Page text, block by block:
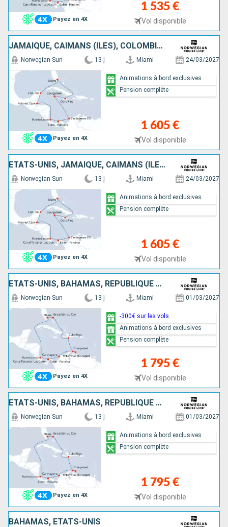
Payez en 4X
1 535 €
Vol disponible
JAMAÏQUE, CAÏMANS (ÎLES), COLOMBIE, PANAMA, COSTA RICA, BELIZE, MEXIQUE, ÉTATS-UNIS
Payez en 4X
Norwegian Sun 13 j Miami 24/03/2027
1 605 €
Vol disponible
Animations à bord exclusives
Pension complète
ÉTATS-UNIS, JAMAÏQUE, CAÏMANS (ÎLES), COLOMBIE, PANAMA, COSTA RICA, BELIZE, MEXIQUE
Payez en 4X
Norwegian Sun 13 j Miami 24/03/2027
1 605 €
Vol disponible
Animations à bord exclusives
Pension complète
ÉTATS-UNIS, BAHAMAS, RÉPUBLIQUE DOMINICAINE, ARUBA, COLOMBIE, PANAMA, COSTA RICA
Payez en 4X
Norwegian Sun 13 j Miami 01/03/2027
1 795 €
Vol disponible
-300€ sur les vols
Animations à bord exclusives
Pension complète
ÉTATS-UNIS, BAHAMAS, RÉPUBLIQUE DOMINICAINE, ARUBA, COLOMBIE, PANAMA, COSTA RICA
Payez en 4X
Norwegian Sun 13 j Miami 01/03/2027
1 795 €
Vol disponible
Animations à bord exclusives
Pension complète
BAHAMAS, ÉTATS-UNIS